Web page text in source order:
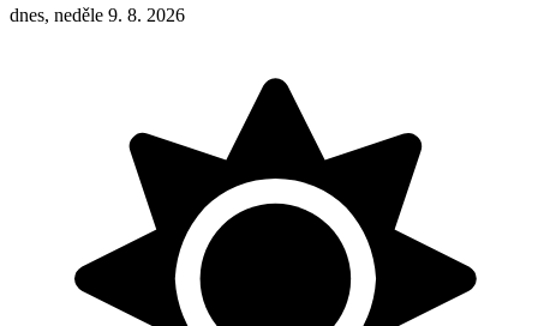
dnes, neděle 9. 8. 2026